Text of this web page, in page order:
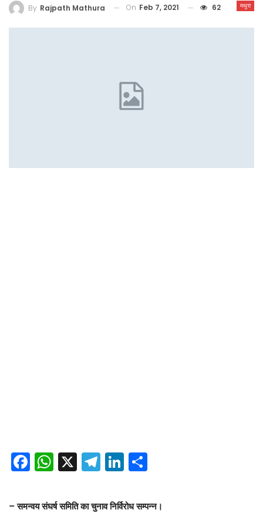
मथुरा
By Rajpath Mathura On Feb 7, 2021 62
Facebook
WhatsApp
X Telegram
LinkedIn
– समन्वय संघर्ष समिति का चुनाव निर्विरोध सम्पन्न।